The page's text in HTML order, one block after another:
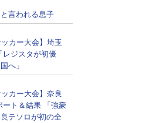
言われる息子
カー大会】埼玉
レジスタが初優
へ」
カー大会】奈良
ート＆結果 「強豪
テソロが初の全